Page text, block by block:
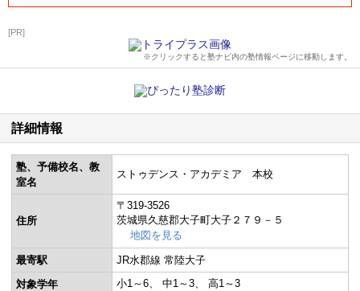
[PR]
※クリックすると塾ナビ内の塾情報ページに移動します。
詳細情報
塾、予備校名、教
室名
ストゥデンス・アカデミア 本校
住所
〒319-3526
茨城県久慈郡大子町大子２７９－５
地図を見る
最寄駅
JR水郡線 常陸大子
対象学年
小1～6 中1～3 高1～3